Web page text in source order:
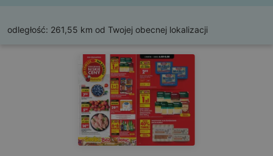
odległość: 261,55 km od Twojej obecnej lokalizacji